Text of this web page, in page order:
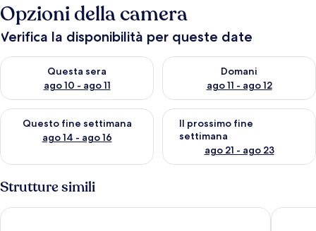
Opzioni della camera
Verifica la disponibilità per queste date
Questa sera
ago 10 - ago 11
Verifica la disponibilità per questa sera, ago 10 - ago 11
Domani
ago 11 - ago 12
Verifica la disponibilità per
Questo fine settimana
ago 14 - ago 16
Verifica la disponibilità per questo fine settimana, ago 14 -
Il prossimo fine
settimana
ago 21 - ago 23
Verifica la disponibilità per il
Strutture simili
Best Western Premier Westlands Glam